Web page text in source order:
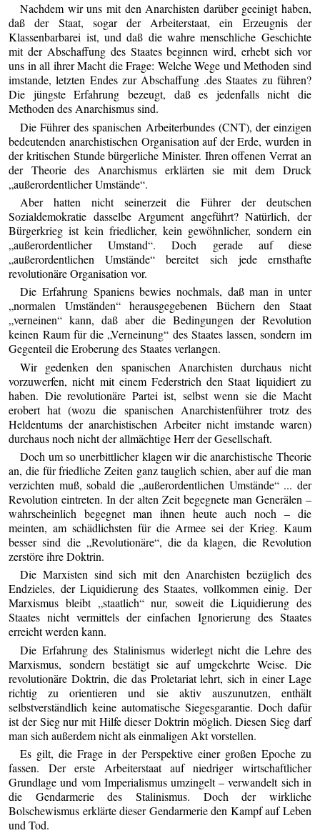
Nachdem wir uns mit den Anarchisten darüber geeinigt haben,
daß der Staat, sogar der Arbeiterstaat, ein Erzeugnis der
Klassenbarbarei ist, und daß die wahre menschliche Geschichte
mit der Abschaffung des Staates beginnen wird, erhebt sich vor
uns in all ihrer Macht die Frage: Welche Wege und Methoden sind
imstande, letzten Endes zur Abschaffung .des Staates zu führen?
Die jüngste Erfahrung bezeugt, daß es jedenfalls nicht die
Methoden des Anarchismus sind.
Die Führer des spanischen Arbeiterbundes (CNT), der einzigen
bedeutenden anarchistischen Organisation auf der Erde, wurden in
der kritischen Stunde bürgerliche Minister. Ihren offenen Verrat an
der Theorie des Anarchismus erklärten sie mit dem Druck
„außerordentlicher Umstände“.
Aber hatten nicht seinerzeit die Führer der deutschen
Sozialdemokratie dasselbe Argument angeführt? Natürlich, der
Bürgerkrieg ist kein friedlicher, kein gewöhnlicher, sondern ein
„außerordentlicher Umstand“. Doch gerade auf diese
„außerordentlichen Umstände“ bereitet sich jede ernsthafte
revolutionäre Organisation vor.
Die Erfahrung Spaniens bewies nochmals, daß man in unter
„normalen Umständen“ herausgegebenen Büchern den Staat
„verneinen“ kann, daß aber die Bedingungen der Revolution
keinen Raum für die „Verneinung“ des Staates lassen, sondern im
Gegenteil die Eroberung des Staates verlangen.
Wir gedenken den spanischen Anarchisten durchaus nicht
vorzuwerfen, nicht mit einem Federstrich den Staat liquidiert zu
haben. Die revolutionäre Partei ist, selbst wenn sie die Macht
erobert hat (wozu die spanischen Anarchistenführer trotz des
Heldentums der anarchistischen Arbeiter nicht imstande waren)
durchaus noch nicht der allmächtige Herr der Gesellschaft.
Doch um so unerbittlicher klagen wir die anarchistische Theorie
an, die für friedliche Zeiten ganz tauglich schien, aber auf die man
verzichten muß, sobald die „außerordentlichen Umstände“ ... der
Revolution eintreten. In der alten Zeit begegnete man Generälen –
wahrscheinlich begegnet man ihnen heute auch noch – die
meinten, am schädlichsten für die Armee sei der Krieg. Kaum
besser sind die „Revolutionäre“, die da klagen, die Revolution
zerstöre ihre Doktrin.
Die Marxisten sind sich mit den Anarchisten bezüglich des
Endzieles, der Liquidierung des Staates, vollkommen einig. Der
Marxismus bleibt „staatlich“ nur, soweit die Liquidierung des
Staates nicht vermittels der einfachen Ignorierung des Staates
erreicht werden kann.
Die Erfahrung des Stalinismus widerlegt nicht die Lehre des
Marxismus, sondern bestätigt sie auf umgekehrte Weise. Die
revolutionäre Doktrin, die das Proletariat lehrt, sich in einer Lage
richtig zu orientieren und sie aktiv auszunutzen, enthält
selbstverständlich keine automatische Siegesgarantie. Doch dafür
ist der Sieg nur mit Hilfe dieser Doktrin möglich. Diesen Sieg darf
man sich außerdem nicht als einmaligen Akt vorstellen.
Es gilt, die Frage in der Perspektive einer großen Epoche zu
fassen. Der erste Arbeiterstaat auf niedriger wirtschaftlicher
Grundlage und vom Imperialismus umzingelt – verwandelt sich in
die Gendarmerie des Stalinismus. Doch der wirkliche
Bolschewismus erklärte dieser Gendarmerie den Kampf auf Leben
und Tod.